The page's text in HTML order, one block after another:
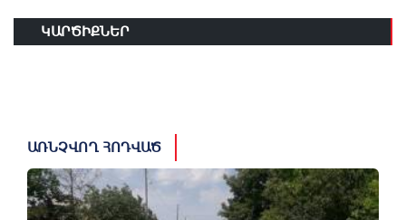
ԿԱՐԾԻՔՆԵՐ
ԱՌՆՉՎՈՂ ՀՈԴՎԱԾ